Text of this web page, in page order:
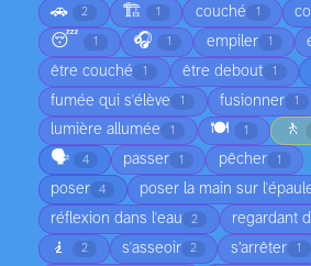
🚗 2 🏗️ 1 couché 1
😴 1 🎧 1 empiler 1
être couché 1 être debout 1
fumée qui s'élève 1 fusionner 1
lumière allumée 1 🍽️ 1 🚶
🗣️ 4 passer 1 pêcher 1
poser 4 poser la main sur
réflexion dans l'eau 2 regardant
🧎 2 s'asseoir 2 s’arrêter 1